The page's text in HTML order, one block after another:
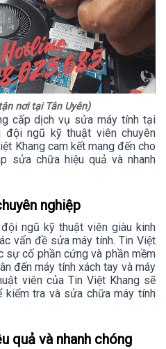
nơi tại Tân Uyên)
cấp dịch vụ sửa máy tính tại
đội ngũ kỹ thuật viên chuyên
Khang cam kết mang đến cho
sửa chữa hiệu quả và nhanh
nghiệp
ngũ kỹ thuật viên giàu kinh
vấn đề sửa máy tính. Tin Việt
sự cố phần cứng và phần mềm
đến máy tính xách tay và máy
viên của Tin Việt Khang sẽ
kiểm tra và sửa chữa máy tính
quả và nhanh chóng